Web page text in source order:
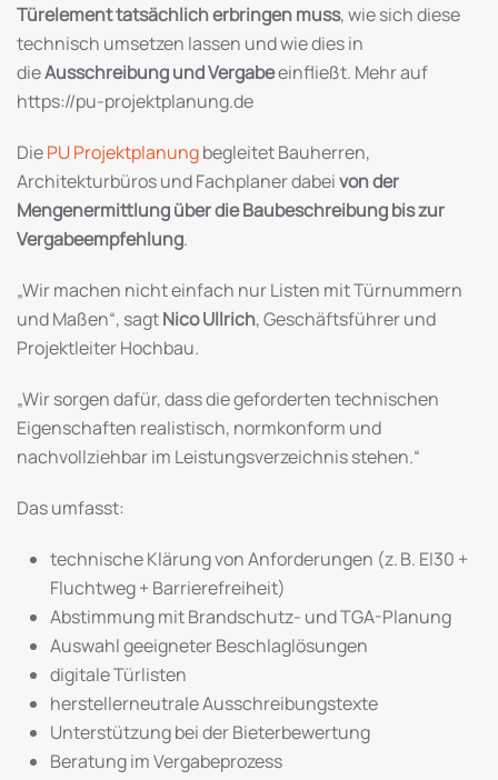
Türelement tatsächlich erbringen muss, wie sich diese
technisch umsetzen lassen und wie dies in
dieAusschreibung und Vergabeeinfließt. Mehr auf
https://pu-projektplanung.de
DiePU Projektplanungbegleitet Bauherren,
Architekturbüros und Fachplaner dabeivon der
Mengenermittlung über die Baubeschreibung bis zur
Vergabeempfehlung.
„Wir machen nicht einfach nur Listen mit Türnummern
und Maßen“, sagtNico Ullrich, Geschäftsführer und
Projektleiter Hochbau.
„Wir sorgen dafür, dass die geforderten technischen
Eigenschaften realistisch, normkonform und
nachvollziehbar im Leistungsverzeichnis stehen.“
Das umfasst:
technische Klärung von Anforderungen (z. B. EI30 +
Fluchtweg + Barrierefreiheit)
Abstimmung mit Brandschutz- und TGA-Planung
Auswahl geeigneter Beschlaglösungen
digitale Türlisten
herstellerneutrale Ausschreibungstexte
Unterstützung bei der Bieterbewertung
Beratung im Vergabeprozess